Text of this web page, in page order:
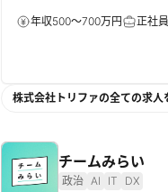
年収500～700万円 正社員
株式会社トリファの全ての求人
チームみらい
政治 AI IT DX